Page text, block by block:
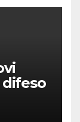
difeso